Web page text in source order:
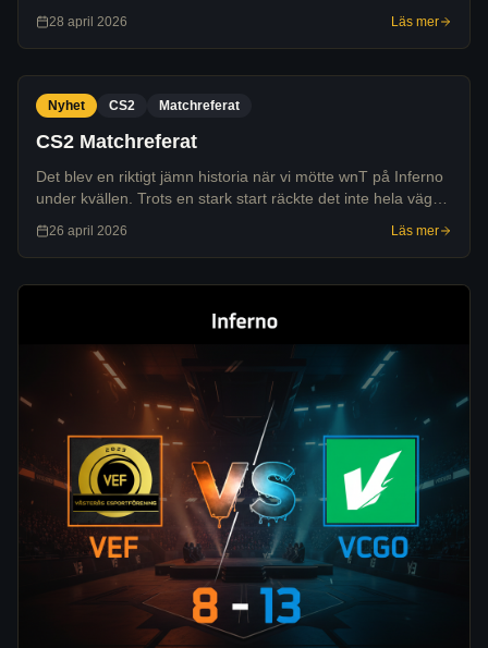
slutresultatet 13-9.
28 april 2026 Läs mer
Nyhet CS2 Matchreferat
CS2 Matchreferat
Det blev en riktigt jämn historia när vi mötte wnT på Inferno
under kvällen. Trots en stark start räckte det inte hela vägen
och matchen slutade 13-11 till motståndarna.
26 april 2026 Läs mer